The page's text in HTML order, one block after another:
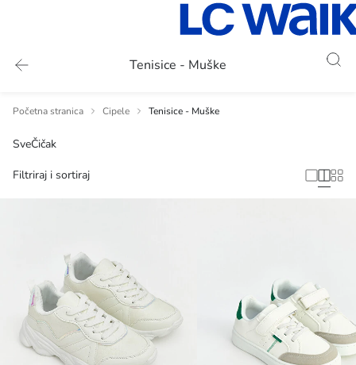
Tenisice - Muške
Početna stranica Cipele Tenisice - Muške
SveČičak
Filtriraj i sortiraj